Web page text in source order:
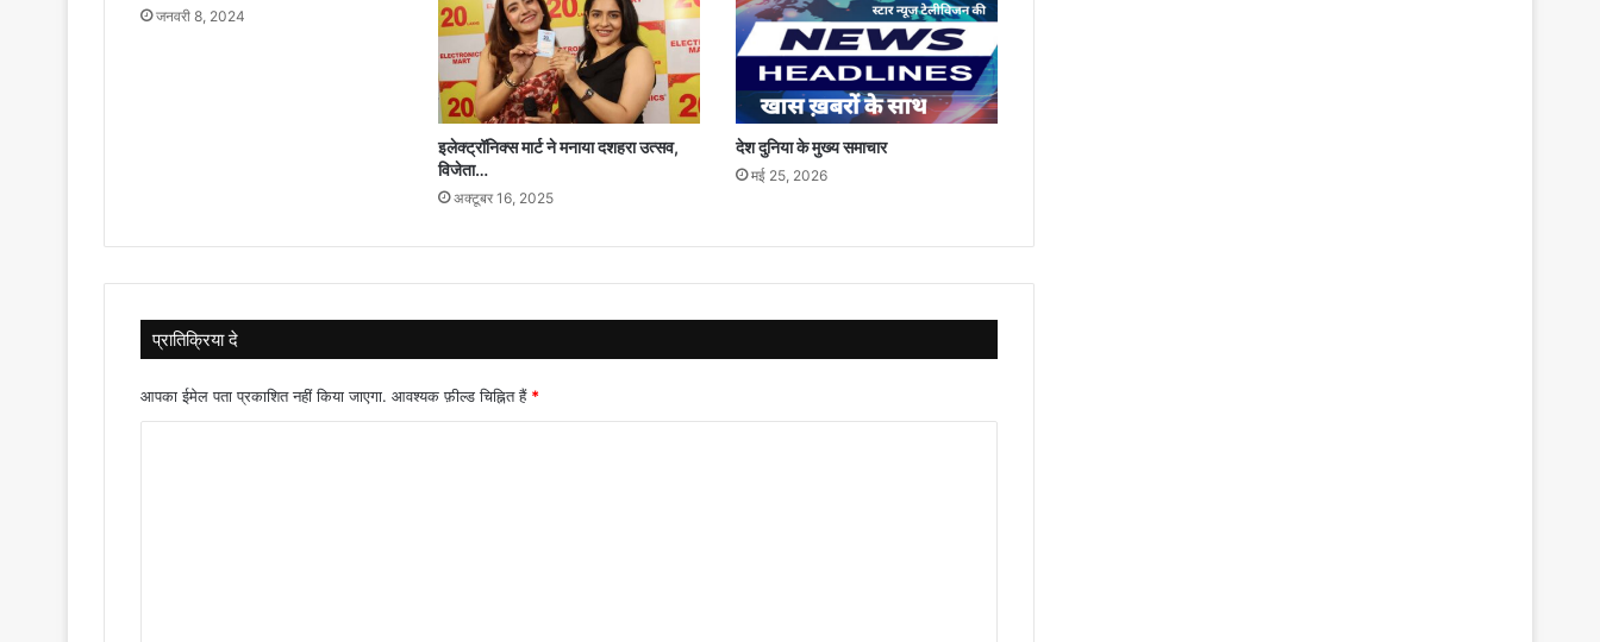
जनवरी 8, 2024
इलेक्ट्रॉनिक्स मार्ट ने मनाया दशहरा उत्सव,
विजेता…
अक्टूबर 16, 2025
देश दुनिया के मुख्य समाचार
मई 25, 2026
प्रातिक्रिया दे
आपका ईमेल पता प्रकाशित नहीं किया जाएगा. आवश्यक फ़ील्ड चिह्नित हैं *